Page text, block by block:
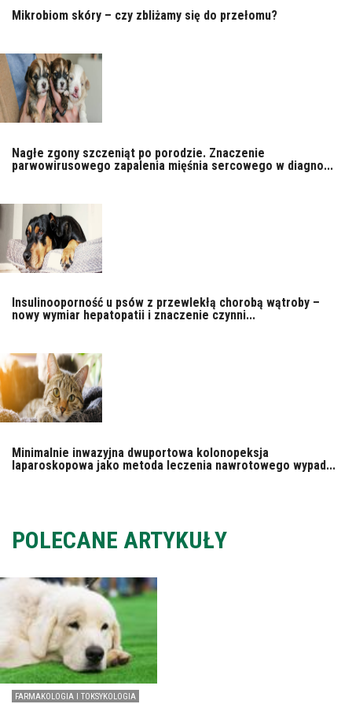
Mikrobiom skóry – czy zbliżamy się do przełomu?
Nagłe zgony szczeniąt po porodzie. Znaczenie
parwowirusowego zapalenia mięśnia sercowego w diagno...
Insulinooporność u psów z przewlekłą chorobą wątroby –
nowy wymiar hepatopatii i znaczenie czynni...
Minimalnie inwazyjna dwuportowa kolonopeksja
laparoskopowa jako metoda leczenia nawrotowego wypad...
POLECANE ARTYKUŁY
FARMAKOLOGIA I TOKSYKOLOGIA